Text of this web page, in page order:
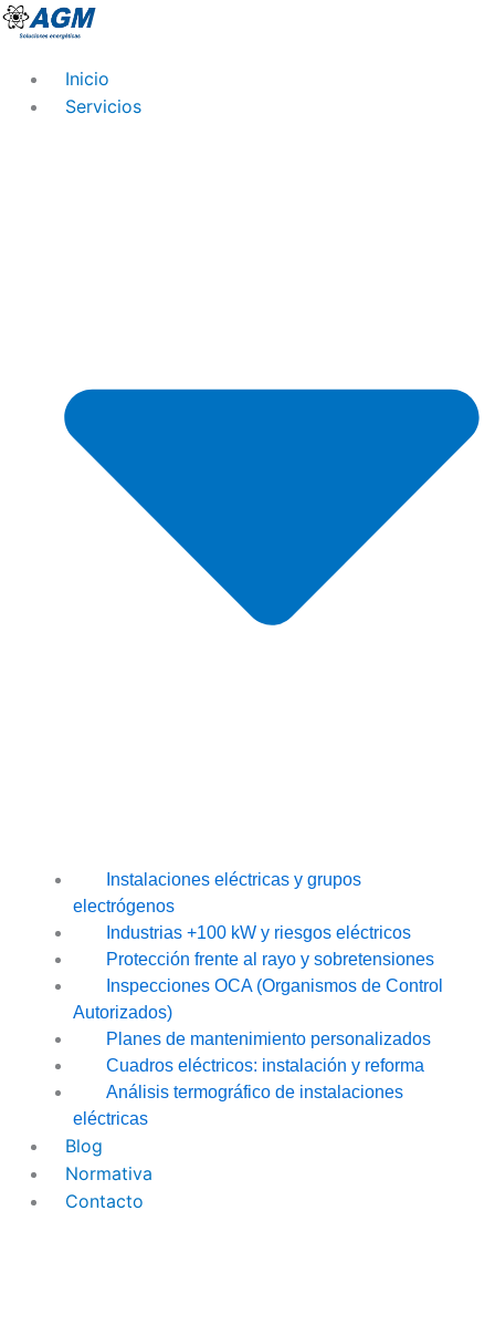
Ir
Inicio
Servicios
Instalaciones eléctricas y grupos
electrógenos
Industrias +100 kW y riesgos eléctricos
Protección frente al rayo y sobretensiones
Inspecciones OCA (Organismos de Control
Autorizados)
Planes de mantenimiento personalizados
Cuadros eléctricos: instalación y reforma
Análisis termográfico de instalaciones
eléctricas
Blog
Normativa
Contacto